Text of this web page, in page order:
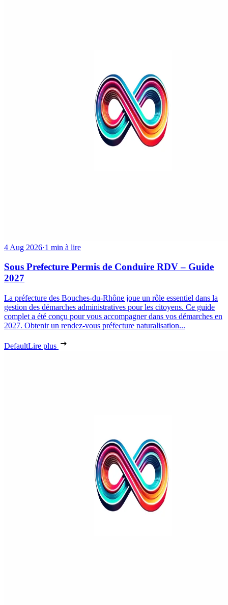
4 Aug 2026·1 min à lire
Sous Prefecture Permis de Conduire RDV – Guide
2027
La préfecture des Bouches-du-Rhône joue un rôle essentiel dans la
gestion des démarches administratives pour les citoyens. Ce guide
complet a été conçu pour vous accompagner dans vos démarches en
2027. Obtenir un rendez-vous préfecture naturalisation...
DefaultLire plus